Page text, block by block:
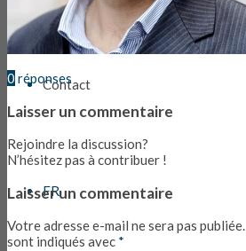
Contact
FR
0 réponses
Laisser un commentaire
Rejoindre la discussion?
N’hésitez pas à contribuer !
Laisser un commentaire
Votre adresse e-mail ne sera pas publiée.
sont indiqués avec *